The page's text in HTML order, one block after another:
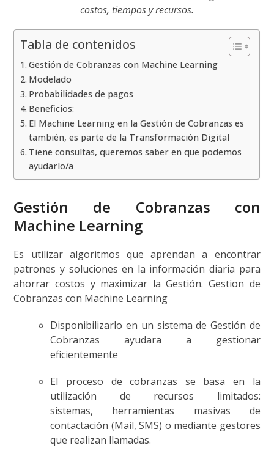
costos, tiempos y recursos.
Tabla de contenidos
Gestión de Cobranzas con Machine Learning
Modelado
Probabilidades de pagos
Beneficios:
El Machine Learning en la Gestión de Cobranzas es
también, es parte de la Transformación Digital
Tiene consultas, queremos saber en que podemos
ayudarlo/a
Gestión de Cobranzas con
Machine Learning
Es utilizar algoritmos que aprendan a encontrar
patrones y soluciones en la información diaria para
ahorrar costos y maximizar la Gestión. Gestion de
Cobranzas con Machine Learning
Disponibilizarlo en un sistema de Gestión de
Cobranzas ayudara a gestionar
eficientemente
El proceso de cobranzas se basa en la
utilización de recursos limitados:
sistemas, herramientas masivas de
contactación (Mail, SMS) o mediante gestores
que realizan llamadas.